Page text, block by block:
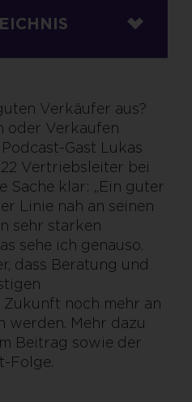
Verkäufer aus?
oder Verkaufen
Gast Lukas
Vertriebsleiter bei
Sache klar: „Ein guter
Linie nah an seinen
sehr starken
sehe ich genauso.
dass Beratung und
noch mehr an
werden. Mehr dazu
Beitrag sowie der
Folge.